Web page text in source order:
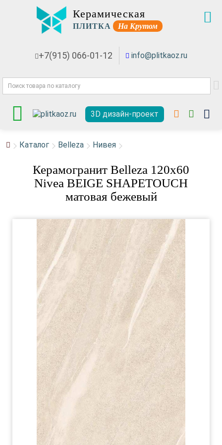
Керамическая
ПЛИТКА На Крутом
+7(915) 066-01-12 info@plitkaoz.ru
3D дизайн-проект
Каталог Belleza Нивея
Керамогранит Belleza 120x60
Nivea BEIGE SHAPETOUCH
матовая бежевый